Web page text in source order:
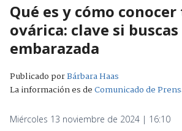
Qué es y cómo
ovárica: clave si
embarazada
Publicado porBárbara Haas
La información es deComunicado de
Miércoles 13 noviembre de 2024 | 16:10